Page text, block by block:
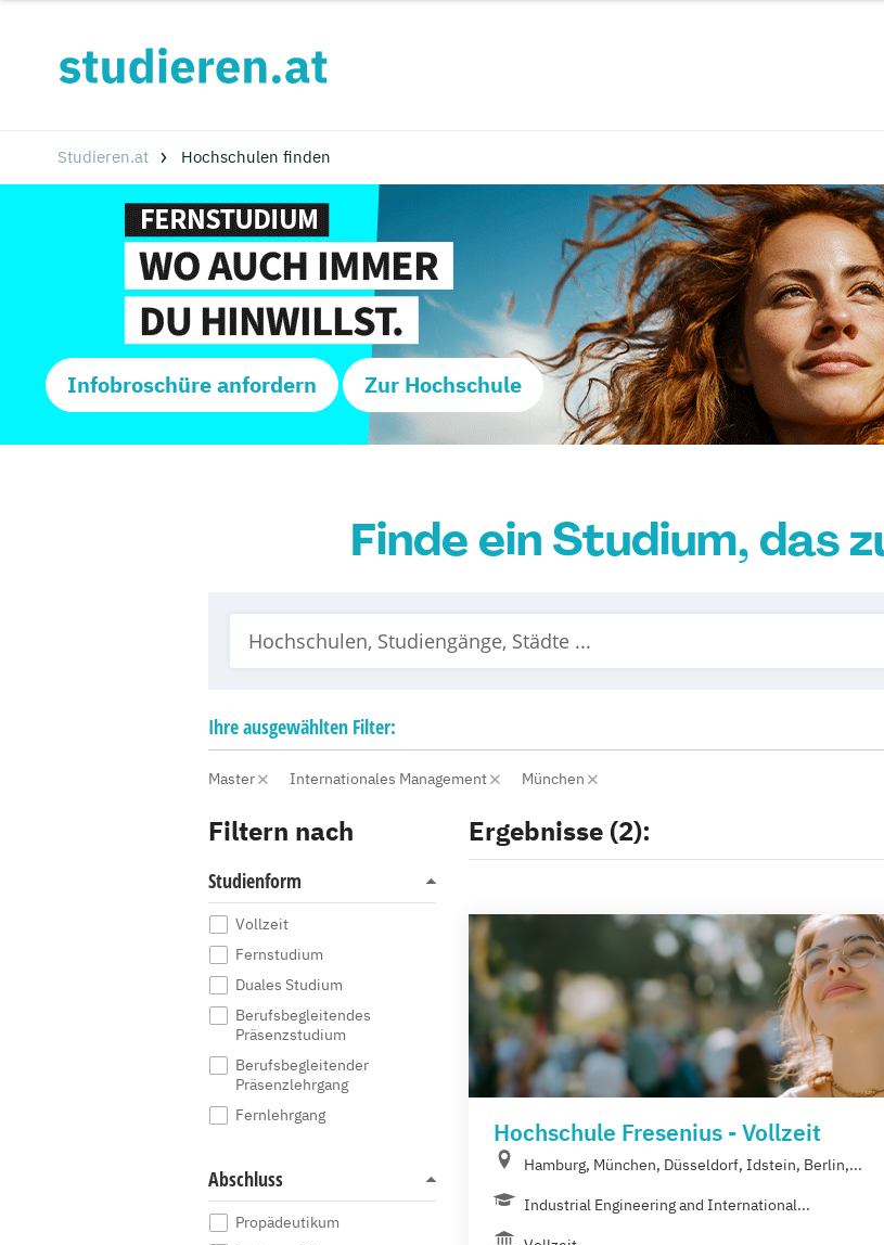
Studieren.at Hochschulen finden
Infobroschüre anfordern Zur Hochschule
Finde ein Studium, das
Ihreausgewählten Filter:
Master Internationales Management München
Filtern nach
Studienform
Vollzeit
Fernstudium
Duales Studium
Berufsbegleitendes
Präsenzstudium
Berufsbegleitender
Präsenzlehrgang
Fernlehrgang
Abschluss
Propädeutikum
Ergebnisse (2):
Hochschule Fresenius - Vollzeit
Hamburg, München, Düsseldorf, Idstein, Berlin,...
Industrial Engineering and International...